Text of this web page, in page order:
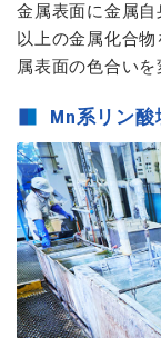
金属表面に金属
以上の金属化合
属表面の色合い
Mn系リン酸